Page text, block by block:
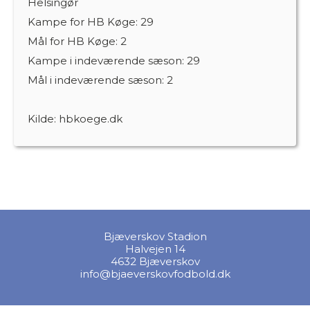
Kampe for HB Køge: 29
Mål for HB Køge: 2
Kampe i indeværende sæson: 29
Mål i indeværende sæson: 2
Kilde: hbkoege.dk
Bjæverskov Stadion
Halvejen 14
4632 Bjæverskov
info@bjaeverskovfodbold.dk